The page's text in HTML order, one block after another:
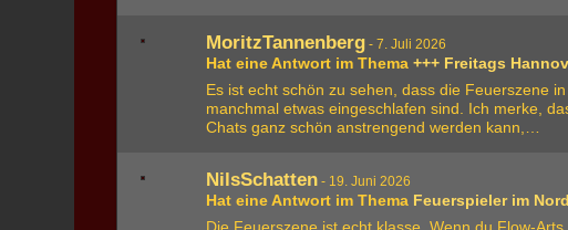
MoritzTannenberg -7. Juli 2026
Hat eine Antwort im Thema+++ Freitags
Es ist echt schön zu sehen, dass die Feuerszene
manchmal etwas eingeschlafen sind. Ich merke,
Chats ganz schön anstrengend werden kann,…
NilsSchatten - 19. Juni 2026
Hat eine Antwort im Thema Feuerspieler im
Die Feuerszene ist echt klasse. Wenn du Flow-